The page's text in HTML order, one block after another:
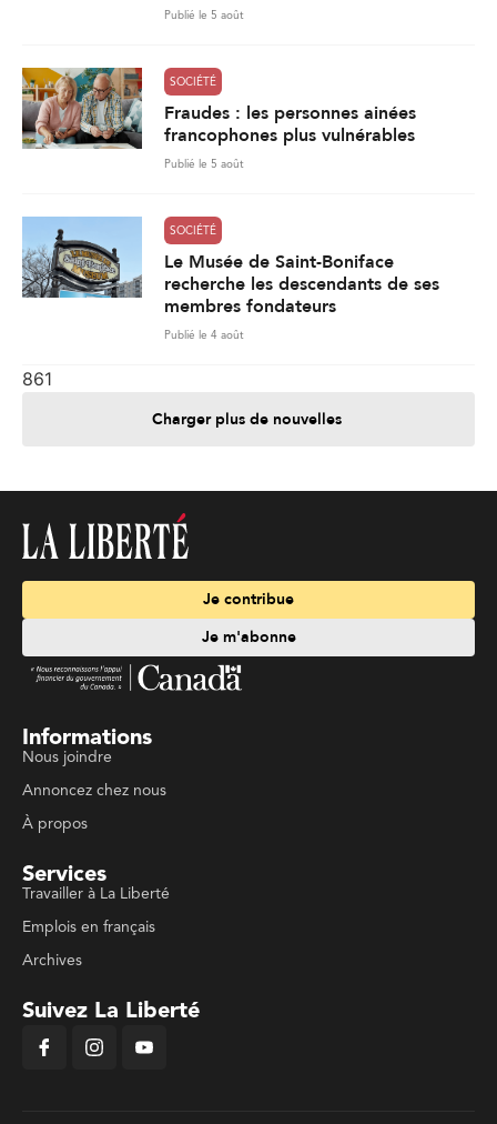
Publié le 5 août
SOCIÉTÉ
Fraudes : les personnes ainées
francophones plus vulnérables
Publié le 5 août
SOCIÉTÉ
Le Musée de Saint-Boniface
recherche les descendants de ses
membres fondateurs
Publié le 4 août
861
Charger plus de nouvelles
Je contribue
Je m'abonne
Informations
Nous joindre
Annoncez chez nous
À propos
Services
Travailler à La Liberté
Emplois en français
Archives
Suivez La Liberté